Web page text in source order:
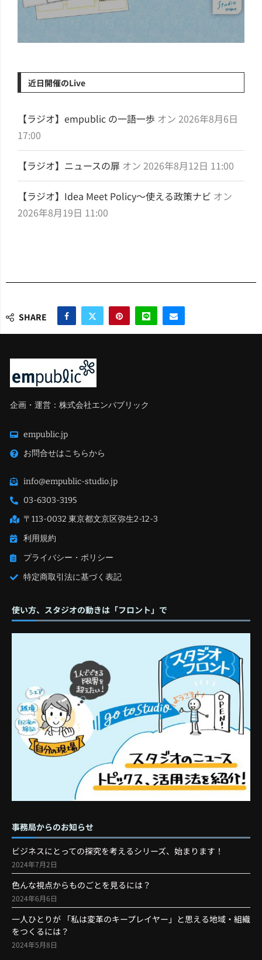
近日開催のLive
【ラジオ】empublic の一語一歩 オン 2026年8月6日
17:00
【ラジオ】ニュースの扉 オン 2026年8月12日 11:00
【ラジオ】Idea Meet Policy～使える政策ナビ オン
2026年8月19日 11:00
SHARE
企画・運営：株式会社エンパブリック
empublic.jp
お問合せはこちらから
info@empublic-studio.jp
03-6303-3195
〒113-0032 東京都文京区弥生2-12-3
利用規約
プライバシー・ポリシー
特定商取引法に基づく表記
使い方、スタジオの動きは「フロント」で
事務局からのお知らせ
ビジネスにとっての探究を考えるシリーズ、始まります！
2024年7月2日
色んな視点からものごとを見るには？
2024年6月6日
一人ひとりが 「私は変革のキープレイヤー」と思える地域・組織
をつくるには？
2024年5月8日